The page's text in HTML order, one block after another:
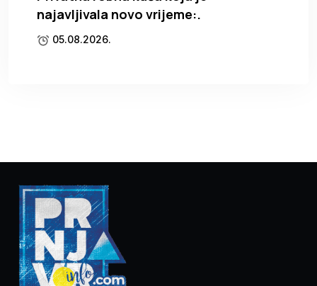
najavljivala novo vrijeme:.
05.08.2026.